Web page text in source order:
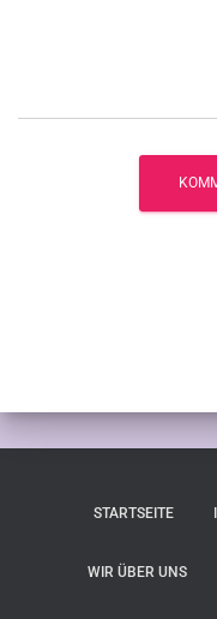
STARTSEITE
WIR ÜBER UNS